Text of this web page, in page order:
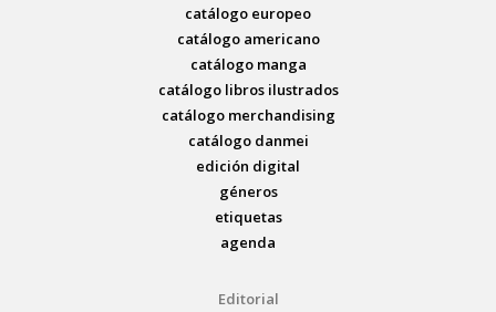
catálogo europeo
catálogo americano
catálogo manga
catálogo libros ilustrados
catálogo merchandising
catálogo danmei
edición digital
géneros
etiquetas
agenda
Editorial